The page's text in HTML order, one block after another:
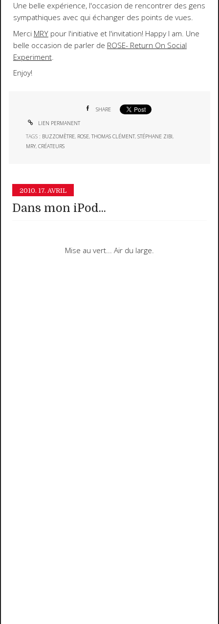
Une belle expérience, l'occasion de rencontrer des gens
sympathiques avec qui échanger des points de vues.
Merci MRYpour l'initiative et l'invitation! Happy I am. Une
belle occasion de parler de ROSE- Return On Social
Experiment.
Enjoy!
SHARE
LIEN PERMANENT
TAGS : BUZZOMÈTRE, ROSE,THOMAS CLÉMENT,STÉPHANE ZIBI,
MRY,CRÉATEURS
2010. 17. AVRIL
Dans mon iPod...
Mise au vert... Air du large.